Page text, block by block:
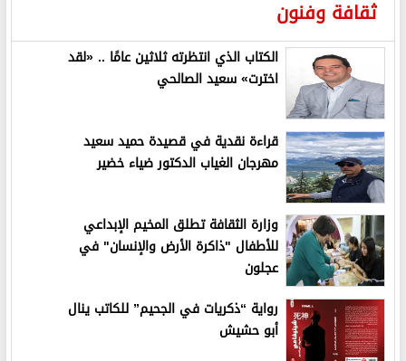
ثقافة وفنون
الكتاب الذي انتظرته ثلاثين عامًا .. «لقد
اخترت» سعيد الصالحي
قراءة نقدية في قصيدة حميد سعيد
مهرجان الغياب الدكتور ضياء خضير
وزارة الثقافة تطلق المخيم الإبداعي
للأطفال "ذاكرة الأرض والإنسان" في
عجلون
رواية “ذكريات في الجحيم” للكاتب ينال
أبو حشيش